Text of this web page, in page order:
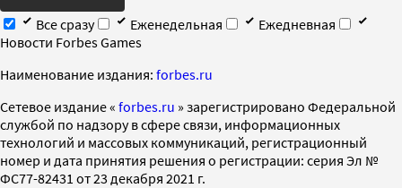
Все сразу
Еженедельная
Ежедневная
Новости Forbes Games
Наименование издания: forbes.ru
Cетевое издание « forbes.ru » зарегистрировано Федеральной
службой по надзору в сфере связи, информационных
технологий и массовых коммуникаций, регистрационный
номер и дата принятия решения о регистрации: серия Эл №
ФС77-82431 от 23 декабря 2021 г.